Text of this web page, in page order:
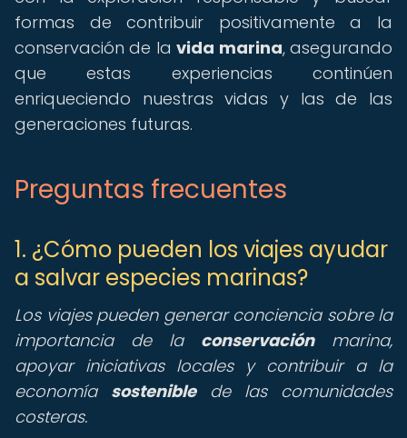
formas de contribuir positivamente a la
conservación de lavida marina, asegurando
que estas experiencias continúen
enriqueciendo nuestras vidas y las de las
generaciones futuras.
Preguntas frecuentes
1. ¿Cómo pueden los viajes ayudar
a salvar especies marinas?
Los viajes pueden generar conciencia sobre la
importancia de la conservaciónmarina,
apoyar iniciativas locales y contribuir a la
economía sosteniblede las comunidades
costeras.